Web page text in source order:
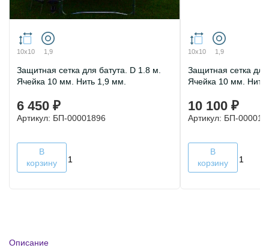
Описание
10х10 1,9
Защитная сетка для батута. D 1.8 м.
Ячейка 10 мм. Нить 1,9 мм.
6 450 ₽
Артикул: БП-00001896
В
корзину
10х10 1,9
Защитная сетка
Ячейка 10 мм.
10 100 ₽
Артикул: БП-
В
корзину